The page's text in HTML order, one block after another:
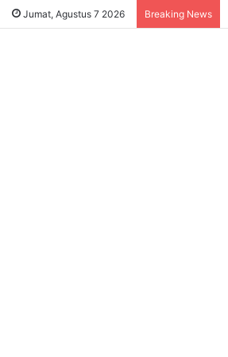
Jumat, Agustus 7 2026 Breaking News